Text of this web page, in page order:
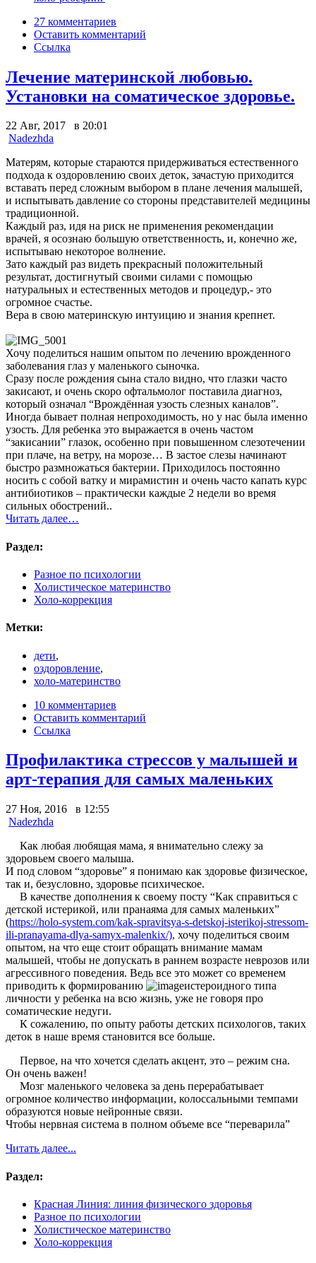
27 комментариев
Оставить комментарий
Ссылка
Лечение материнской любовью.
Установки на соматическое здоровье.
22 Авг, 2017 в 20:01
Nadezhda
Матерям, которые стараются придерживаться естественного
подхода к оздоровлению своих деток, зачастую приходится
вставать перед сложным выбором в плане лечения малышей,
и испытывать давление со стороны представителей медицины
традиционной.
Каждый раз, идя на риск не применения рекомендации
врачей, я осознаю большую ответственность, и, конечно же,
испытываю некоторое волнение.
Зато каждый раз видеть прекрасный положительный
результат, достигнутый своими силами с помощью
натуральных и естественных методов и процедур,- это
огромное счастье.
Вера в свою материнскую интуицию и знания крепнет.
Хочу поделиться нашим опытом по лечению врожденного
заболевания глаз у маленького сыночка.
Сразу после рождения сына стало видно, что глазки часто
закисают, и очень скоро офтальмолог поставила диагноз,
который означал “Врождённая узость слезных каналов”.
Иногда бывает полная непроходимость, но у нас была именно
узость. Для ребенка это выражается в очень частом
“закисании” глазок, особенно при повышенном слезотечении
при плаче, на ветру, на морозе… В застое слезы начинают
быстро размножаться бактерии. Приходилось постоянно
носить с собой ватку и мирамистин и очень часто капать курс
антибиотиков – практически каждые 2 недели во время
сильных обострений..
Читать далее…
Раздел:
Разное по психологии
Холистическое материнство
Холо-коррекция
Метки:
дети,
оздоровление,
холо-материнство
10 комментариев
Оставить комментарий
Ссылка
Профилактика стрессов у малышей и
арт-терапия для самых маленьких
27 Ноя, 2016 в 12:55
Nadezhda
Как любая любящая мама, я внимательно слежу за
здоровьем своего малыша.
И под словом “здоровье” я понимаю как здоровье физическое,
так и, безусловно, здоровье психическое.
В качестве дополнения к своему посту “Как справиться с
детской истерикой, или пранаяма для самых маленьких”
(https://holo-system.com/kak-spravitsya-s-detskoj-isterikoj-stressom-
ili-pranayama-dlya-samyx-malenkix/), хочу поделиться своим
опытом, на что еще стоит обращать внимание мамам
малышей, чтобы не допускать в раннем возрасте неврозов или
агрессивного поведения. Ведь все это может со временем
приводить к формированию
истероидного типа
личности у ребенка на всю жизнь, уже не говоря про
соматические недуги.
К сожалению, по опыту работы детских психологов, таких
деток в наше время становится все больше.
Первое, на что хочется сделать акцент, это – режим сна.
Он очень важен!
Мозг маленького человека за день перерабатывает
огромное количество информации, колоссальными темпами
образуются новые нейронные связи.
Чтобы нервная система в полном объеме все “переварила”
Читать далее...
Раздел:
Красная Линия: линия физического здоровья
Разное по психологии
Холистическое материнство
Холо-коррекция